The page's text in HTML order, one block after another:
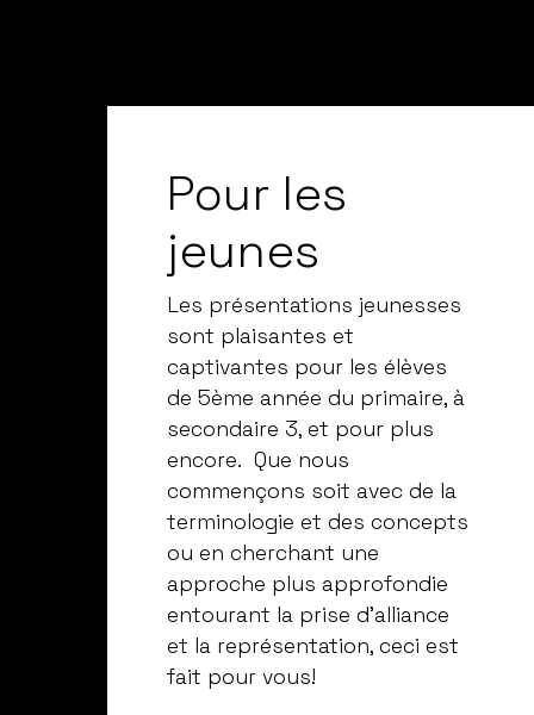
Pour les
jeunes
Les présentations jeunesses
sont plaisantes et
captivantes pour les élèves
de 5ème année du primaire, à
secondaire 3, et pour plus
encore. Que nous
commençons soit avec de la
terminologie et des concepts
ou en cherchant une
approche plus approfondie
entourant la prise d’alliance
et la représentation, ceci est
fait pour vous!